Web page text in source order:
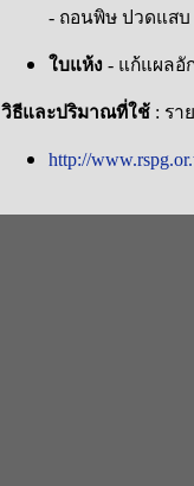
- ถอนพิษ ปวดแส
ใบแห้ง - แก้แผลอั
วิธีและปริมาณที่ใช้ : รา
http://